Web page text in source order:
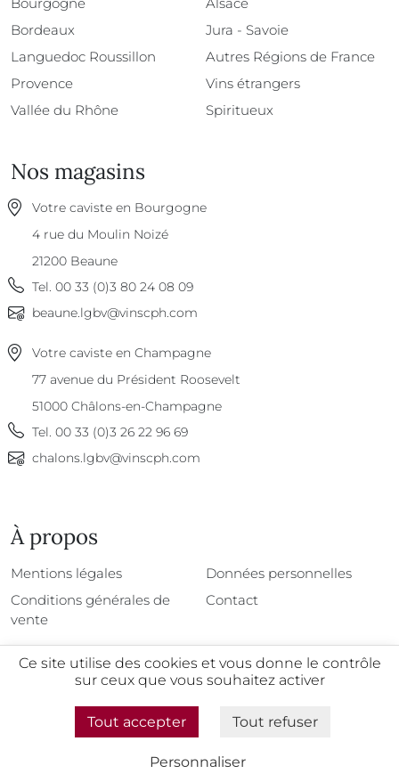
Bordeaux
Languedoc Roussillon
Provence
Vallée du Rhône
Jura - Savoie
Autres Régions de France
Vins étrangers
Spiritueux
Nos magasins
Votre caviste en Bourgogne
4 rue du Moulin Noizé
21200 Beaune
Tel. 00 33 (0)3 80 24 08 09
beaune.lgbv@vinscph.com
Votre caviste en Champagne
77 avenue du Président Roosevelt
51000 Châlons-en-Champagne
Tel. 00 33 (0)3 26 22 96 69
chalons.lgbv@vinscph.com
À propos
À propos
Mentions légales
Conditions générales de
vente
Données personnelles
Contact
L'abus d'alcool est dangereux pour la santé, à
consommer avec modération
Ce site utilise des cookies et vous donne le contrôle
sur ceux que vous souhaitez activer
Tout accepter Tout refuser
Personnaliser